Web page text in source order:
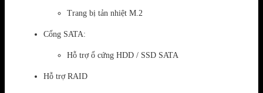
Trang bị tản nhiệt M.2
Cổng SATA:
Hỗ trợ ổ cứng HDD / SSD SATA
Hỗ trợ RAID